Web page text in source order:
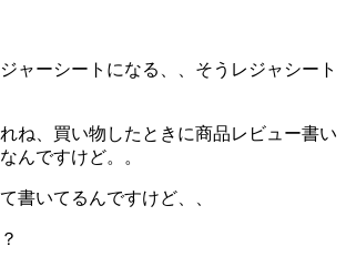
ャーシートになる、、そうレジャシート
ね、買い物したときに商品レビュー書い
んですけど。。
書いてるんですけど、、